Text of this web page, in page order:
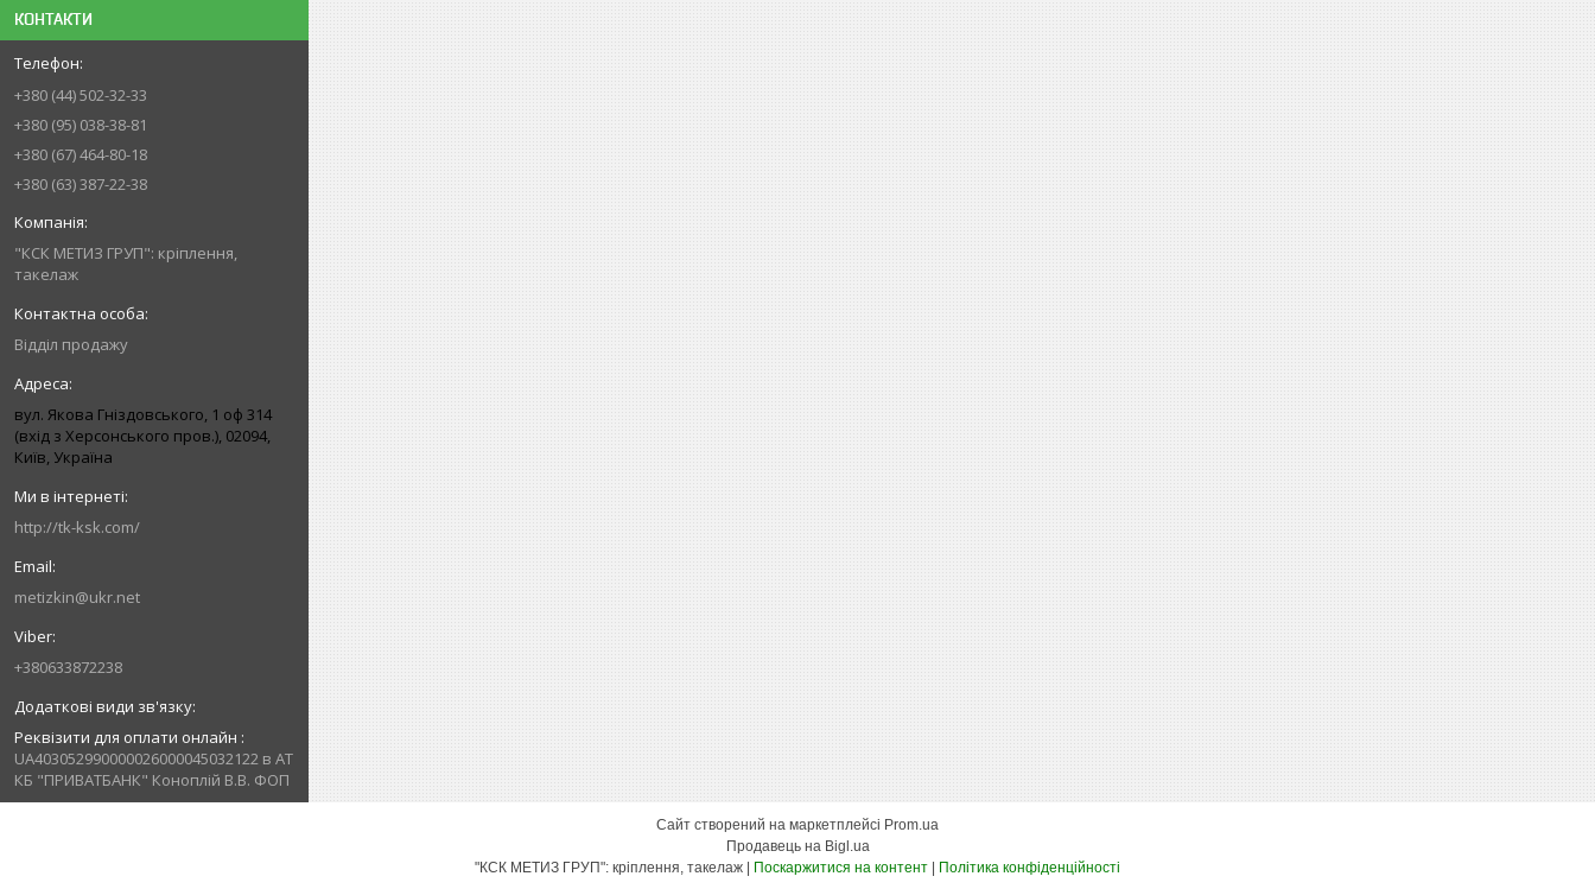
КОНТАКТИ
+380 (44) 502-32-33
+380 (95) 038-38-81
+380 (67) 464-80-18
+380 (63) 387-22-38
"КСК МЕТИЗ ГРУП": кріплення,
такелаж
Відділ продажу
вул. Якова Гніздовського, 1 оф 314
(вхід з Херсонського пров.), 02094,
Київ, Україна
http://tk-ksk.com/
metizkin@ukr.net
+380633872238
Реквізити для оплати онлайн
UA403052990000026000045032122 в АТ
КБ "ПРИВАТБАНК" Коноплій В.В. ФОП
Сайт створений на маркетплейсі Prom.ua
Продавець на Bigl.ua
Поскаржитися на контент Політика конфіденційності